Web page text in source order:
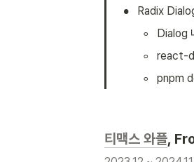
• Radix
◦ Dialog
◦ react-
◦ pnpm
티맥스 와플,